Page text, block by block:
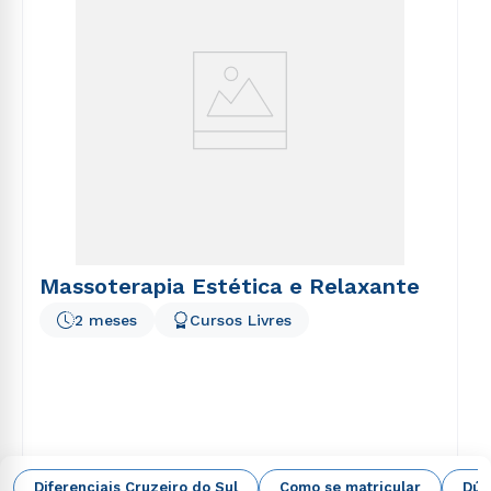
Diferenciais Cruzeiro do Sul Como se matricular
Massoterapia Estética e Relaxante
2 meses Cursos Livres
EAD Digital